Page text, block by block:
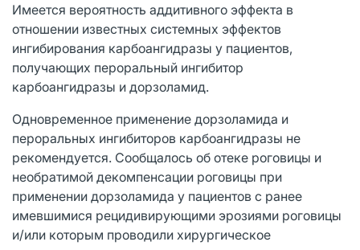
Имеется вероятность аддитивного эффекта в
отношении известных системных эффектов
ингибирования карбоангидразы у пациентов,
получающих пероральный ингибитор
карбоангидразы и дорзоламид.
Одновременное применение дорзоламида и
пероральных ингибиторов карбоангидразы не
рекомендуется. Сообщалось об отеке роговицы и
необратимой декомпенсации роговицы при
применении дорзоламида у пациентов с ранее
имевшимися рецидивирующими эрозиями роговицы
и/или которым проводили хирургическое